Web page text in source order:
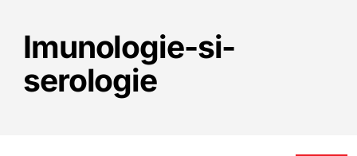
Imunologie-si-
serologie